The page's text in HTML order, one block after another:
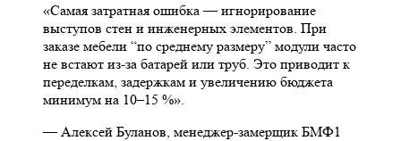
«Самая затратная ошибка — игнорирование
выступов стен и инженерных элементов. При
заказе мебели “по среднему размеру” модули часто
не встают из-за батарей или труб. Это приводит к
переделкам, задержкам и увеличению бюджета
минимум на 10–15 %».
— Алексей Буланов, менеджер-замерщик БМФ1